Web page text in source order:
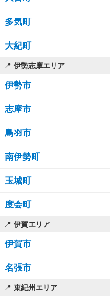
多気町
大紀町
伊勢志摩エリア
伊勢市
志摩市
鳥羽市
南伊勢町
玉城町
度会町
伊賀エリア
伊賀市
名張市
東紀州エリア